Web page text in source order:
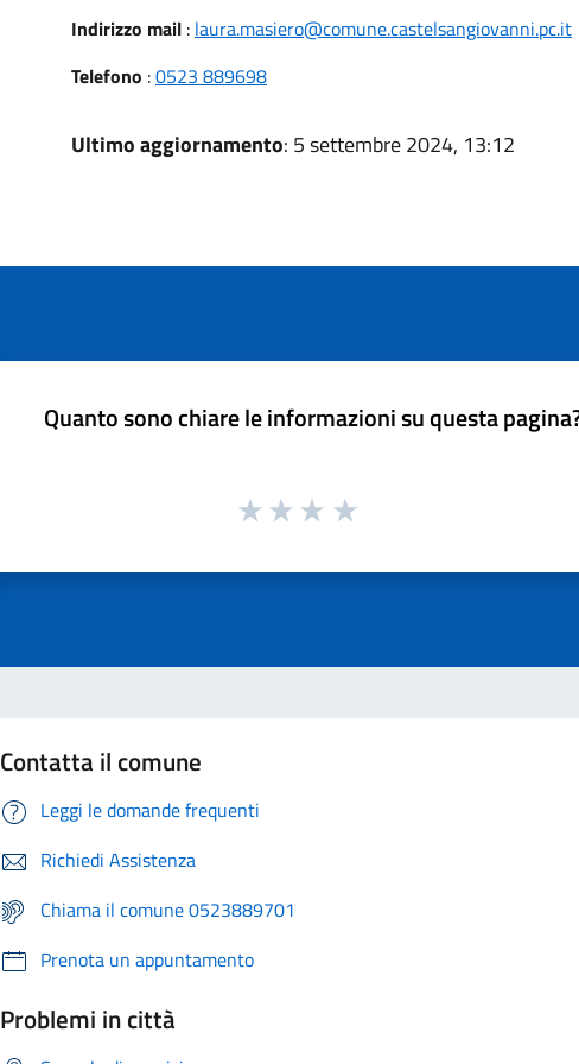
Indirizzo mail: laura.masiero@comune.castelsangiovanni.pc.it
Telefono :0523 889698
Ultimo aggiornamento: 5 settembre 2024, 13:12
Quanto sono chiare le informazioni su questa
Contatta il comune
Leggi le domande frequenti
Richiedi Assistenza
Chiama il comune 0523889701
Prenota un appuntamento
Problemi in città